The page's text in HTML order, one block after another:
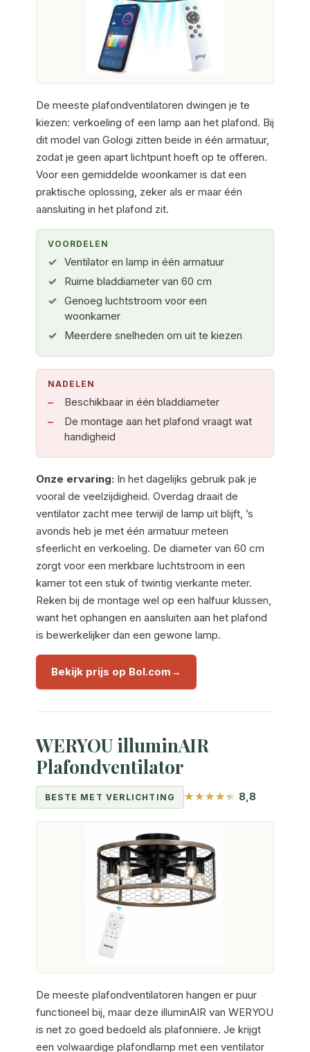
De meeste plafondventilatoren dwingen je te
kiezen: verkoeling of een lamp aan het plafond. Bij
dit model van Gologi zitten beide in één armatuur,
zodat je geen apart lichtpunt hoeft op te offeren.
Voor een gemiddelde woonkamer is dat een
praktische oplossing, zeker als er maar één
aansluiting in het plafond zit.
VOORDELEN
Ventilator en lamp in één armatuur
Ruime bladdiameter van 60 cm
Genoeg luchtstroom voor een
woonkamer
Meerdere snelheden om uit te kiezen
NADELEN
Beschikbaar in één bladdiameter
De montage aan het plafond vraagt wat
handigheid
Onze ervaring: In het dagelijks gebruik pak je
vooral de veelzijdigheid. Overdag draait de
ventilator zacht mee terwijl de lamp uit blijft, ’s
avonds heb je met één armatuur meteen
sfeerlicht en verkoeling. De diameter van 60 cm
zorgt voor een merkbare luchtstroom in een
kamer tot een stuk of twintig vierkante meter.
Reken bij de montage wel op een halfuur klussen,
want het ophangen en aansluiten aan het plafond
is bewerkelijker dan een gewone lamp.
Bekijk prijs op Bol.com
WERYOU illuminAIR
Plafondventilator
BESTE MET VERLICHTING 8,8
De meeste plafondventilatoren hangen er puur
functioneel bij, maar deze illuminAIR van WERYOU
is net zo goed bedoeld als plafonniere. Je krijgt
een volwaardige plafondlamp met een ventilator